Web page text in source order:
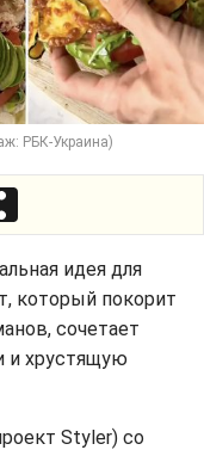
РБК-Украина)
идея для
который покорит
сочетает
и хрустящую
Styler) со